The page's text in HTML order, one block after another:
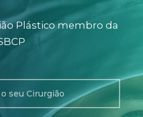
Plástico membro da
seu Cirurgião